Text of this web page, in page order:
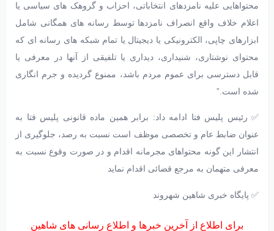
محتواهایی علیه نامزدهای انتخاباتی، احزاب و گروهک های سیاسی یا
اعلام خلاف واقع انصراف نامزدها توسط رسانه های همگانی شامل
ابزارهای چاپی، الکترونیکی یا دیجیتال یا تمام شبکه های رسانه ای که
محتوای نوشتاری، شنیداری، دیداری یا تلفیقی از آنها در معرفی یا
قابل دسترسی برای عموم مردم باشد، ممنوع گردیده و جرم انگاری
شده است.”
✅ رئیس پلیس فتا ادامه داد: برابر همین ماده قانونی پلیس فتا به
عنوان ضابط عام و تخصصی موظف است نسبت به رصد، جلوگیری از
انتشار این گونه محتواهای مجرمانه اقدام و در صورت وقوع نسبت به
معرفی متهمان به مرجع قضائی اقدام نماید
✅ پایگاه خبری شاهین شهروند
برای اطلاع از آخرین خبرها و اطلاع رسانی های شاهین